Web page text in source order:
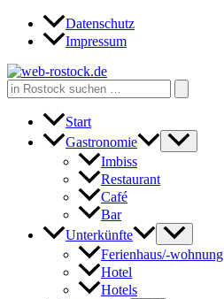
Zum
Inhalt
Datenschutz
Impressum
Search
for:
Start
Gastronomie
Imbiss
Restaurant
Café
Bar
Unterkünfte
Ferienhaus/-wohnung
Hotel
Hotels